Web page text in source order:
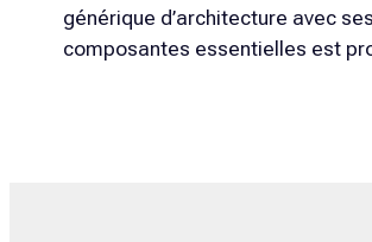
générique d’architecture avec ses
composantes essentielles est